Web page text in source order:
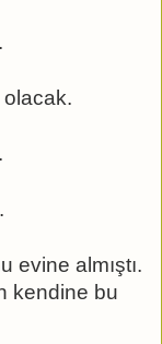
evine almıştı.
kendine bu